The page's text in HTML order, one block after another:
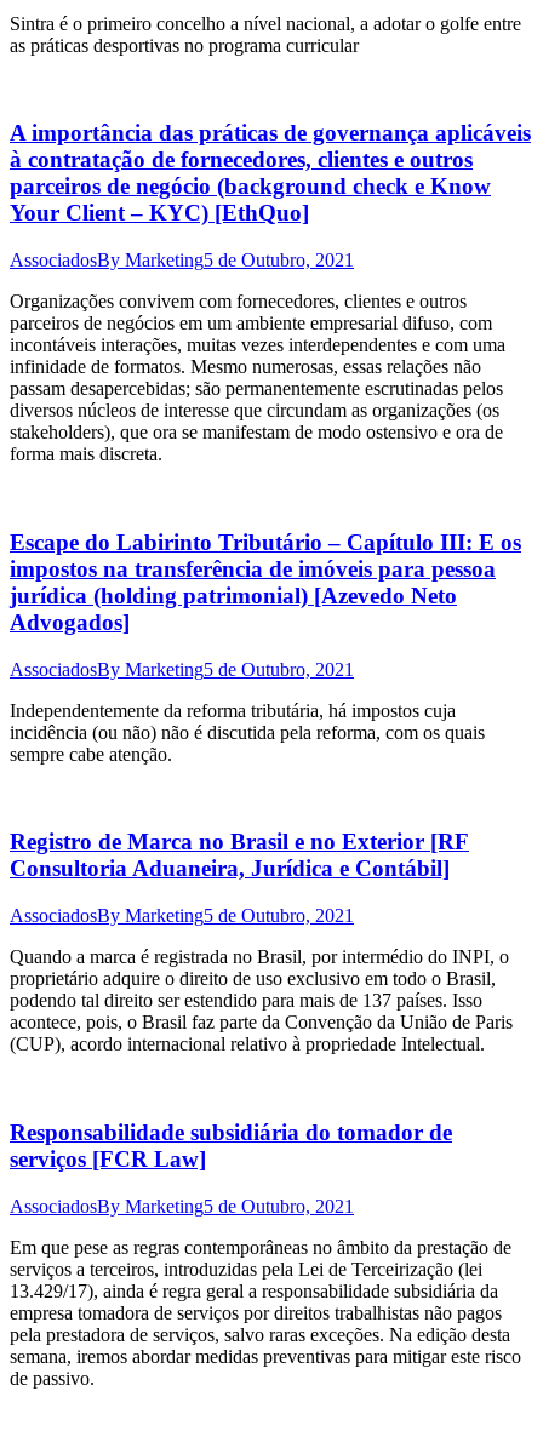
Sintra é o primeiro concelho a nível nacional, a adotar o golfe entre
as práticas desportivas no programa curricular
A importância das práticas de governança aplicáveis
à contratação de fornecedores, clientes e outros
parceiros de negócio (background check e Know
Your Client – KYC) [EthQuo]
AssociadosBy Marketing5 de Outubro, 2021
Organizações convivem com fornecedores, clientes e outros
parceiros de negócios em um ambiente empresarial difuso, com
incontáveis interações, muitas vezes interdependentes e com uma
infinidade de formatos. Mesmo numerosas, essas relações não
passam desapercebidas; são permanentemente escrutinadas pelos
diversos núcleos de interesse que circundam as organizações (os
stakeholders), que ora se manifestam de modo ostensivo e ora de
forma mais discreta.
Escape do Labirinto Tributário – Capítulo III: E os
impostos na transferência de imóveis para pessoa
jurídica (holding patrimonial) [Azevedo Neto
Advogados]
AssociadosBy Marketing5 de Outubro, 2021
Independentemente da reforma tributária, há impostos cuja
incidência (ou não) não é discutida pela reforma, com os quais
sempre cabe atenção.
Registro de Marca no Brasil e no Exterior [RF
Consultoria Aduaneira, Jurídica e Contábil]
AssociadosBy Marketing5 de Outubro, 2021
Quando a marca é registrada no Brasil, por intermédio do INPI, o
proprietário adquire o direito de uso exclusivo em todo o Brasil,
podendo tal direito ser estendido para mais de 137 países. Isso
acontece, pois, o Brasil faz parte da Convenção da União de Paris
(CUP), acordo internacional relativo à propriedade Intelectual.
Responsabilidade subsidiária do tomador de
serviços [FCR Law]
AssociadosBy Marketing5 de Outubro, 2021
Em que pese as regras contemporâneas no âmbito da prestação de
serviços a terceiros, introduzidas pela Lei de Terceirização (lei
13.429/17), ainda é regra geral a responsabilidade subsidiária da
empresa tomadora de serviços por direitos trabalhistas não pagos
pela prestadora de serviços, salvo raras exceções. Na edição desta
semana, iremos abordar medidas preventivas para mitigar este risco
de passivo.